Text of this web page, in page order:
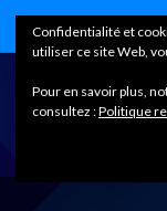
Confidentialité et
utiliser ce site Web,
Pour en savoir plus,
consultez :Politique